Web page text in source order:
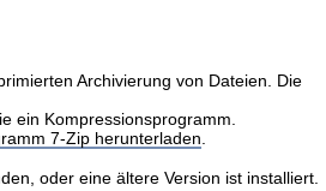
Archivierung von Dateien. Die
ein Kompressionsprogramm.
7-Zip herunterladen
oder eine ältere Version ist installiert.